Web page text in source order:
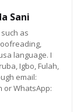
Sani
as
language. I
Igbo, Fulah,
email:
or WhatsApp: